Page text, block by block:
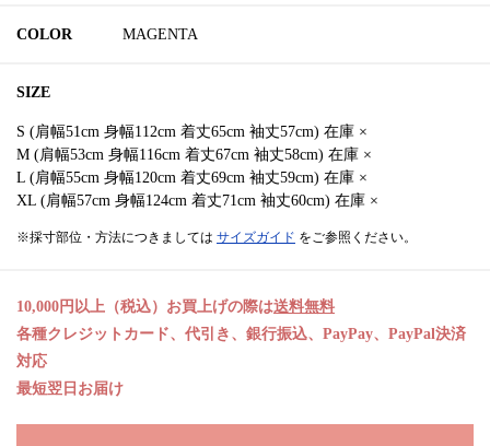
COLOR MAGENTA
SIZE
S (肩幅51cm 身幅112cm 着丈65cm 袖丈57cm) 在庫 ×
M (肩幅53cm 身幅116cm 着丈67cm 袖丈58cm) 在庫 ×
L (肩幅55cm 身幅120cm 着丈69cm 袖丈59cm) 在庫 ×
XL (肩幅57cm 身幅124cm 着丈71cm 袖丈60cm) 在庫 ×
※採寸部位・方法につきましては サイズガイド をご参照ください。
10,000円以上（税込）お買上げの際は送料無料
各種クレジットカード、代引き、銀行振込、PayPay、PayPal決済
対応
最短翌日お届け